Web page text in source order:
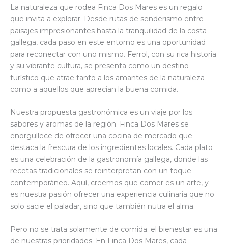
La naturaleza que rodea Finca Dos Mares es un regalo
que invita a explorar. Desde rutas de senderismo entre
paisajes impresionantes hasta la tranquilidad de la costa
gallega, cada paso en este entorno es una oportunidad
para reconectar con uno mismo. Ferrol, con su rica historia
y su vibrante cultura, se presenta como un destino
turístico que atrae tanto a los amantes de la naturaleza
como a aquellos que aprecian la buena comida.
Nuestra propuesta gastronómica es un viaje por los
sabores y aromas de la región. Finca Dos Mares se
enorgullece de ofrecer una cocina de mercado que
destaca la frescura de los ingredientes locales. Cada plato
es una celebración de la gastronomía gallega, donde las
recetas tradicionales se reinterpretan con un toque
contemporáneo. Aquí, creemos que comer es un arte, y
es nuestra pasión ofrecer una experiencia culinaria que no
solo sacie el paladar, sino que también nutra el alma.
Pero no se trata solamente de comida; el bienestar es una
de nuestras prioridades. En Finca Dos Mares, cada